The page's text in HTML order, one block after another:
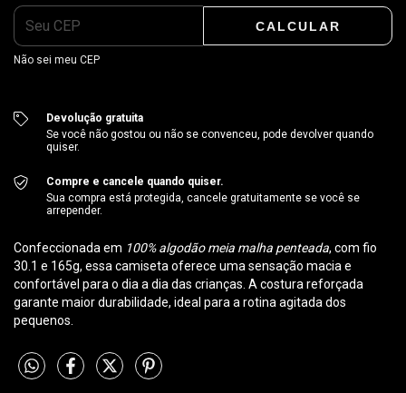
CALCULAR
Não sei meu CEP
Devolução gratuita
Se você não gostou ou não se convenceu, pode devolver quando
quiser.
Compre e cancele quando quiser.
Sua compra está protegida, cancele gratuitamente se você se
arrepender.
Confeccionada em 100% algodão meia malha penteada, com fio
30.1 e 165g, essa camiseta oferece uma sensação macia e
confortável para o dia a dia das crianças. A costura reforçada
garante maior durabilidade, ideal para a rotina agitada dos
pequenos.